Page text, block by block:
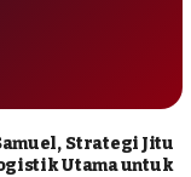
Strategi Jitu
Utama untuk